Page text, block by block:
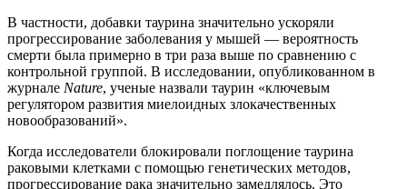
В частности, добавки таурина значительно ускоряли
прогрессирование заболевания у мышей — вероятность
смерти была примерно в три раза выше по сравнению с
контрольной группой. В исследовании, опубликованном в
журнале Nature, ученые назвали таурин «ключевым
регулятором развития миелоидных злокачественных
новообразований».
Когда исследователи блокировали поглощение таурина
раковыми клетками с помощью генетических методов,
прогрессирование рака значительно замедлялось. Это